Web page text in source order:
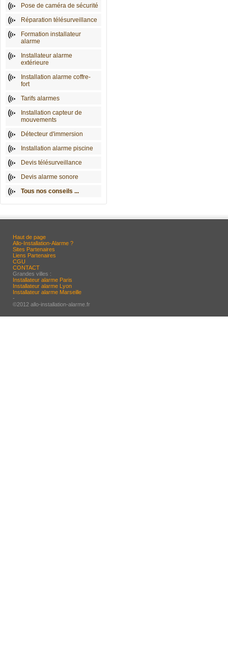
Pose de caméra de sécurité
Réparation télésurveillance
Formation installateur
alarme
Installateur alarme
extérieure
Installation alarme coffre-
fort
Tarifs alarmes
Installation capteur de
mouvements
Détecteur d'immersion
Installation alarme piscine
Devis télésurveillance
Devis alarme sonore
Tous nos conseils ...
Haut de page
Allo-Installation-Alarme ?
Sites Partenaires
Liens Partenaires
CGU
CONTACT
Grandes villes :
Installateur alarme Paris
Installateur alarme Lyon
Installateur alarme Marseille
-
©2012 allo-installation-alarme.fr